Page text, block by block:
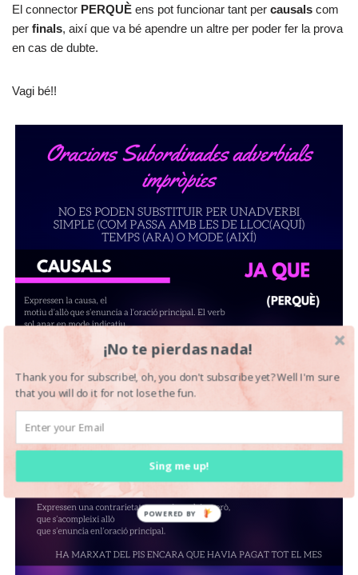
El connector PERQUÈ ens pot funcionar tant per causals com
per finals, així que va bé apendre un altre per poder fer la prova
en cas de dubte.
Vagi bé!!
¡No te pierdas nada!
Thank you for subscribe!, oh, you don't subscribe yet? Well I'm sure
that you will do it for not lose the fun.
Sing me up!
POWERED BY